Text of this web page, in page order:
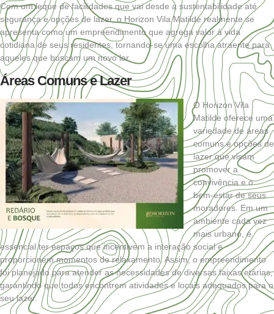
Com um leque de facilidades que vai desde a sustentabilidade até
segurança e opções de lazer, o Horizon Vila Matilde realmente se
apresenta como um empreendimento que agrega valor à vida
cotidiana de seus residentes, tornando-se uma escolha atraente para
aqueles que buscam um novo lar.
Áreas Comuns e Lazer
O Horizon Vila
Matilde oferece uma
variedade de áreas
comuns e opções de
lazer que visam
promover a
convivência e o
bem-estar de seus
moradores. Em um
ambiente cada vez
mais urbano, é
essencial ter espaços que incentivem a interação social e
proporcionem momentos de relaxamento. Assim, o empreendimento
foi planejado para atender as necessidades de diversas faixas etárias,
garantindo que todos encontrem atividades e locais adequados para o
seu lazer.